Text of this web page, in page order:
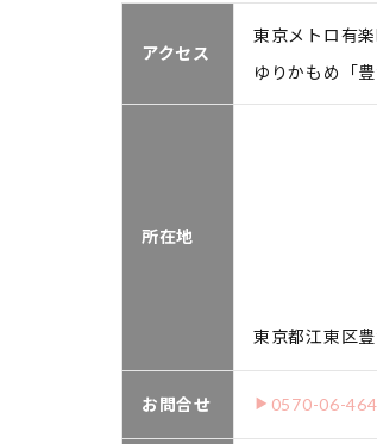
アクセス
東京メトロ有
ゆりかもめ「
所在地
東京都江東区
お問合せ 0570-06-